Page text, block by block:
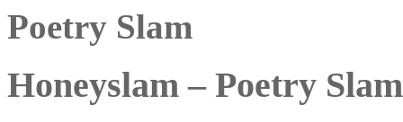
Poetry Slam
Honeyslam – Poetry